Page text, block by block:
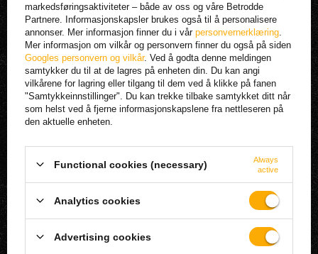
JEG ØNSKER Å RETURNERE ET PRODUKT
KONTAKT
MIN KONTO |
REGISTRER
KURV
HANDLELISTE
LISTE OVER KJØPTE PRODUKTER
BETALINGSHISTORIE
MINE RABATTER
NEWSLETTER
markedsføringsaktiviteter – både av oss og våre Betrodde
Partnere. Informasjonskapsler brukes også til å personalisere
annonser. Mer informasjon finner du i vår personvernerklæring
Mer informasjon om vilkår og personvern finner du også på siden
Googles personvern og vilkår. Ved å godta denne meldingen
samtykker du til at de lagres på enheten din. Du kan angi
vilkårene for lagring eller tilgang til dem ved å klikke på fanen
"Samtykkeinnstillinger". Du kan trekke tilbake samtykket ditt når
som helst ved å fjerne informasjonskapslene fra nettleseren på
den aktuelle enheten.
Functional cookies (necessary)
Always
active
Analytics cookies
Advertising cookies